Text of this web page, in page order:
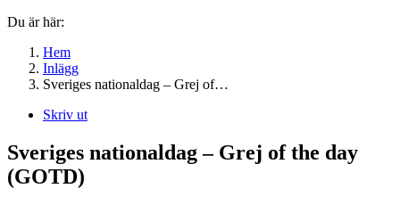
Du är här:
Hem
Inlägg
Sveriges nationaldag – Grej of…
Skriv ut
Sveriges nationaldag – Grej of the day
(GOTD)